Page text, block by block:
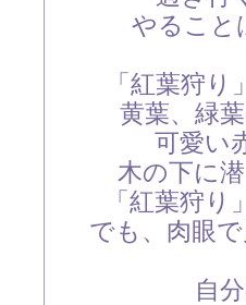
やること
「紅葉狩
黄葉、緑
可愛い
木の下に
「紅葉狩
でも、肉眼
自